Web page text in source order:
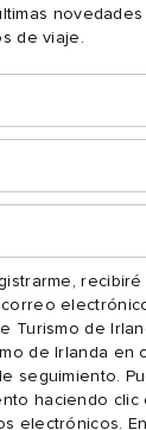
de viaje.
Turismo de
de Irlanda en
seguimiento.
haciendo clic
electrónicos.
playas
la encontrarás
minera
y es un tramo
y rutas de
Global de
sus orígenes
después no de
el océano hace